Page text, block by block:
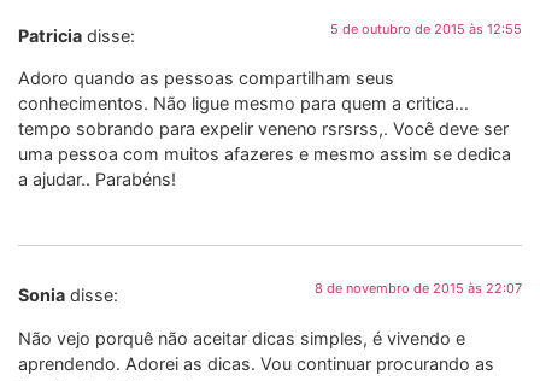
Patricia disse: 5 de outubro de 2015 às 12:55
Adoro quando as pessoas compartilham seus
conhecimentos. Não ligue mesmo para quem a critica…
tempo sobrando para expelir veneno rsrsrss,. Você deve ser
uma pessoa com muitos afazeres e mesmo assim se dedica
a ajudar.. Parabéns!
Sonia disse: 8 de novembro de 2015 às 22:07
Não vejo porquê não aceitar dicas simples, é vivendo e
aprendendo. Adorei as dicas. Vou continuar procurando as